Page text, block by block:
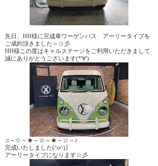
先日、HH様に完成車ワーゲンバス アーリータイプを
ご成約頂きました～☆彡
HH様この度はキャルステージをご利用いただきまして
誠にありがとうございます(*'∀')
♫～☆～★～☆～★～☆～♪
完成いたしました(^o^)丿
アーリータイプになります☆彡